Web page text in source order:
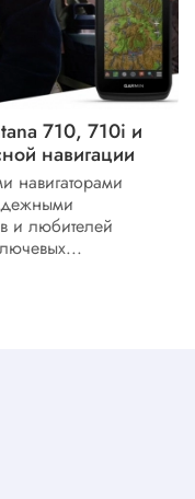
710, 710i и
навигации
навигаторами
и любителей